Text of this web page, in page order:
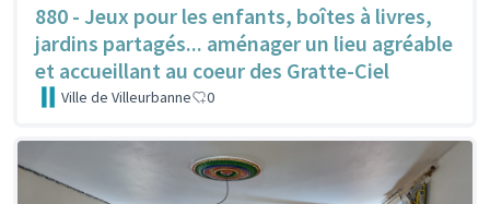
880 - Jeux pour les enfants, boîtes à livres,
jardins partagés... aménager un lieu agréable
et accueillant au coeur des Gratte-Ciel
Ville de Villeurbanne 0